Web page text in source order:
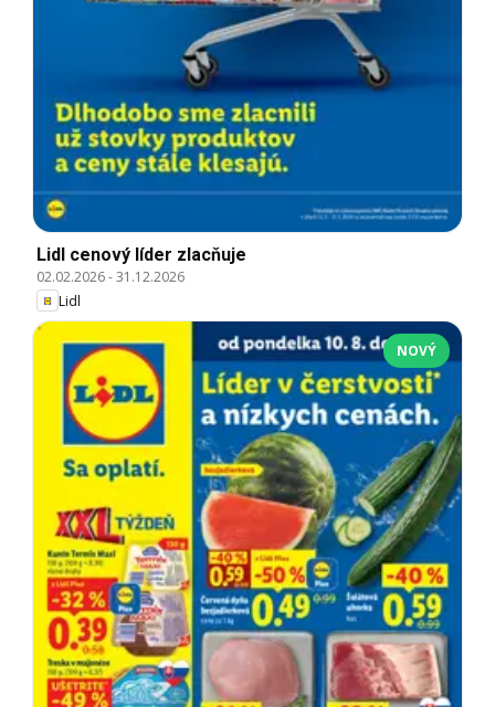
Lidl cenový líder zlacňuje
02.02.2026-31.12.2026
Lidl
NOVÝ